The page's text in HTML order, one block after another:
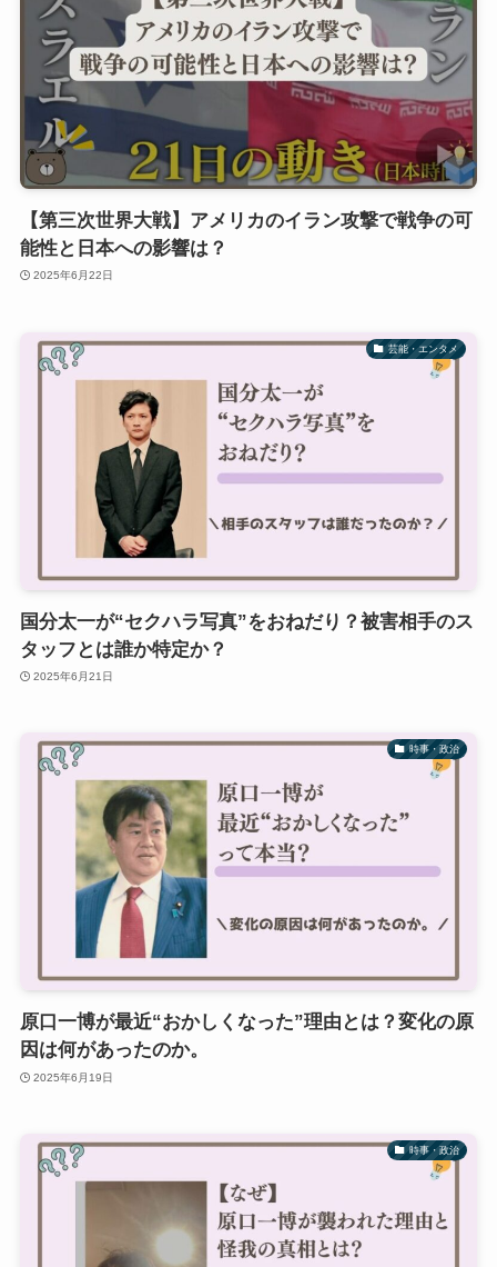
【第三次世界大戦】アメリカのイラン攻撃で戦争の可
能性と日本への影響は？
2025年6月22日
芸能・エンタメ
国分太一が“セクハラ写真”をおねだり？被害相手のス
タッフとは誰か特定か？
2025年6月21日
時事・政治
原口一博が最近“おかしくなった”理由とは？変化の原
因は何があったのか。
2025年6月19日
時事・政治